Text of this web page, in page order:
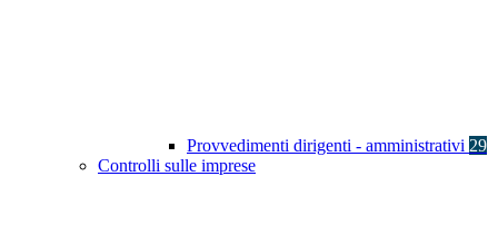
Provvedimenti dirigenti - amministrativi 29
Controlli sulle imprese